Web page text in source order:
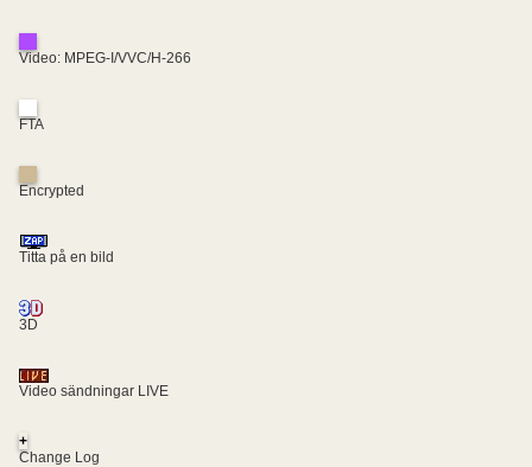
Video: MPEG-I/VVC/H-266
FTA
Encrypted
Titta på en bild
3D
Video sändningar LIVE
+
Change Log